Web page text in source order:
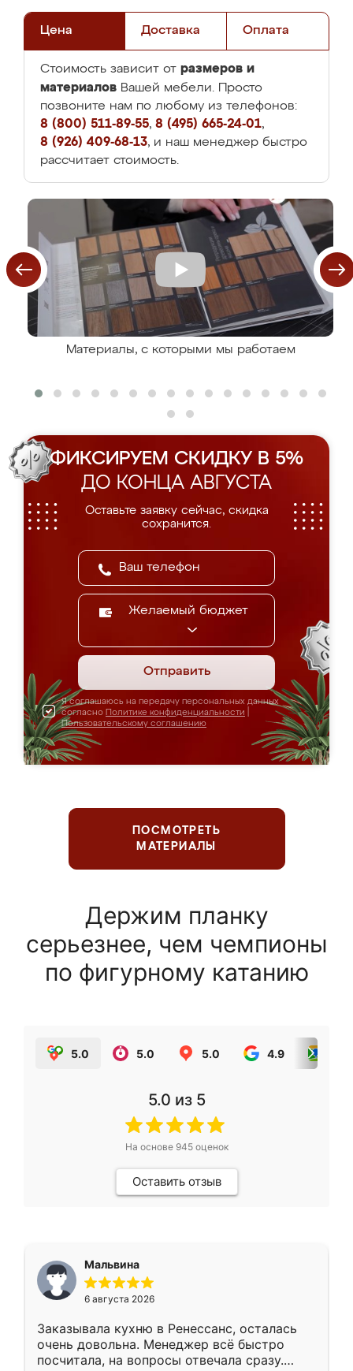
Цена Доставка Оплата
Стоимость зависит от размеров и
материалов Вашей мебели. Просто
позвоните нам по любому из телефонов:
8 (800) 511-89-55, 8 (495) 665-24-01,
8 (926) 409-68-13, и наш менеджер быстро
рассчитает стоимость.
Материалы, с которыми мы работаем
ФИКСИРУЕМ СКИДКУ В 5%
ДО КОНЦА АВГУСТА
Оставьте заявку сейчас, скидка
сохранится.
Желаемый бюджет
Отправить
Я соглашаюсь на передачу персональных данных
согласно Политике конфиденциальности
Пользовательскому соглашению
ПОСМОТРЕТЬ
МАТЕРИАЛЫ
Держим планку
серьезнее, чем чемпионы
по фигурному катанию
5.0 5.0 5.0 4.9
5.0 из 5
На основе 945оценок
Оставить отзыв
Мальвина
6 августа 2026
Заказывала кухню в Ренессанс, осталась
очень довольна. Менеджер всё быстро
посчитала, на вопросы отвечала сразу.